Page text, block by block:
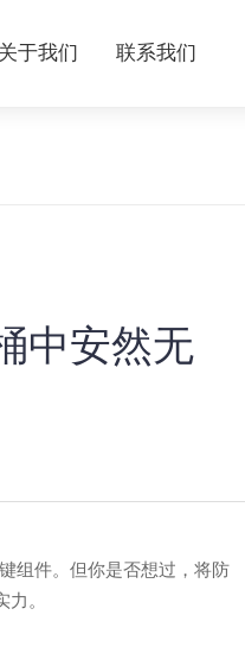
关于我们 联系我们
中安然无
组件。但你是否想过，将防
。